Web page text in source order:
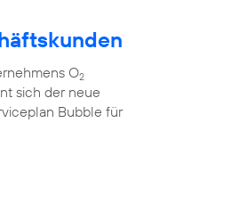
O2
sich der neue
Bubble für